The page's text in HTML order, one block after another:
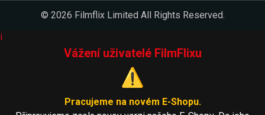
© 2026 Filmflix Limited All Rights Reserved.
i
Vážení uživatelé FilmFlixu
⚠️
Pracujeme na novém E-Shopu.